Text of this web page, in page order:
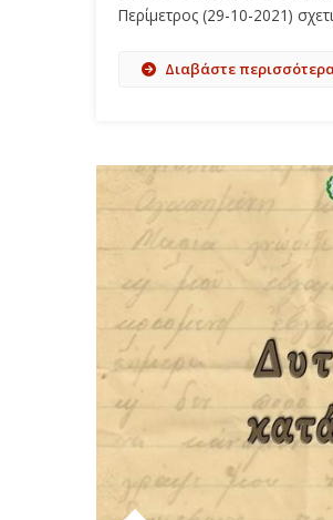
Περίμετρος (29-10-2021)
Διαβάστε